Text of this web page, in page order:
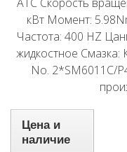
кВт Момент:
Частота: 400 HZ
жидкостное Смазка:
No. 2*SM6011C/
Цена и
наличие